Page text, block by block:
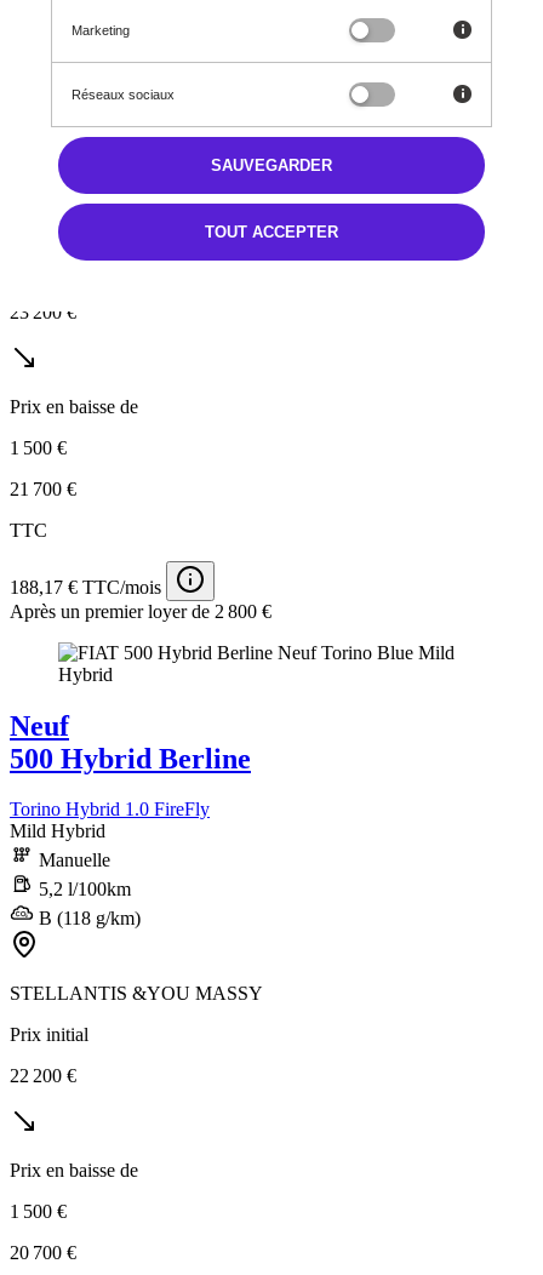
Mild Hybrid
Manuelle
5,3 l/100km
B (120 g/km)
STELLANTIS &YOU LA DÉFENSE
23 200 €
Prix en baisse de
1 500 €
21 700 €
TTC
188,17 € TTC/mois
Après un premier loyer de 2 800 €
Neuf
500 Hybrid Berline
Torino Hybrid 1.0 FireFly
Mild Hybrid
Manuelle
5,2 l/100km
B (118 g/km)
STELLANTIS &YOU MASSY
Prix initial
22 200 €
Prix en baisse de
1 500 €
20 700 €
Marketing
Réseaux sociaux
TOUT ACCEPTER
SAUVEGARDER